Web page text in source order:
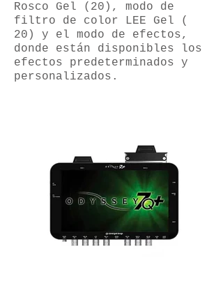
Rosco Gel (20), modo de
filtro de color LEE Gel (
20) y el modo de efectos,
donde están disponibles los
efectos predeterminados y
personalizados.